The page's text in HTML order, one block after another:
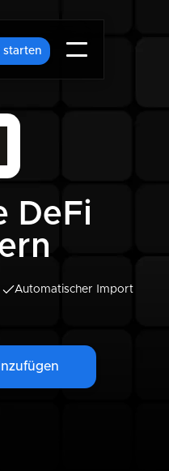
starten
DeFi
Automatischer Import